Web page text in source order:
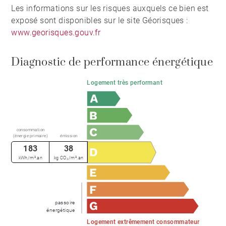
Les informations sur les risques auxquels ce bien est
exposé sont disponibles sur le site Géorisques :
www.georisques.gouv.fr
Diagnostic de performance énergétique
Logement très performant
Logement extrêmement consommateur
passoire
énergétique
consommation
(énergie primaire)
émission
183
kWh/m².an
38
kg CO₂/m².an